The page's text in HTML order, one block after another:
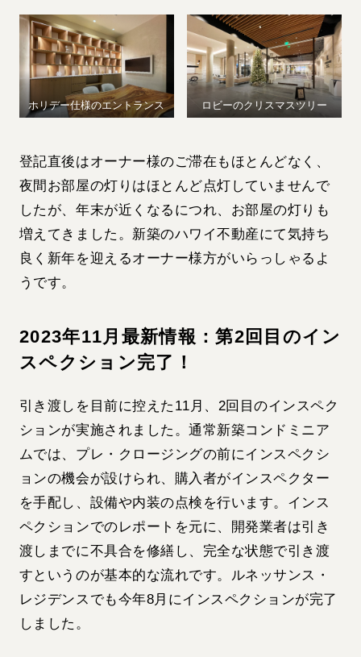
ホリデー仕様のエントランス ロビーのクリスマスツリー
登記直後はオーナー様のご滞在もほとんどなく、
夜間お部屋の灯りはほとんど点灯していませんで
したが、年末が近くなるにつれ、お部屋の灯りも
増えてきました。新築のハワイ不動産にて気持ち
良く新年を迎えるオーナー様方がいらっしゃるよ
うです。
2023年11月最新情報：第2回目のイン
スペクション完了！
引き渡しを目前に控えた11月、2回目のインスペク
ションが実施されました。通常新築コンドミニア
ムでは、プレ・クロージングの前にインスペクシ
ョンの機会が設けられ、購入者がインスペクター
を手配し、設備や内装の点検を行います。インス
ペクションでのレポートを元に、開発業者は引き
渡しまでに不具合を修繕し、完全な状態で引き渡
すというのが基本的な流れです。ルネッサンス・
レジデンスでも今年8月にインスペクションが完了
しました。